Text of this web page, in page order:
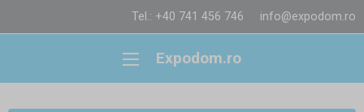
Tel.: +40 741 456 746 info@expodom.ro
Expodom.ro